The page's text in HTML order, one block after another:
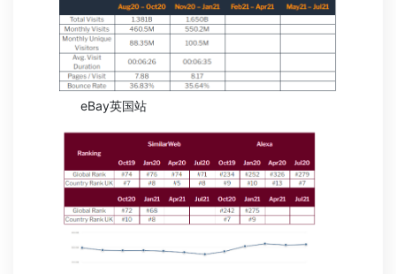
eBay英国站